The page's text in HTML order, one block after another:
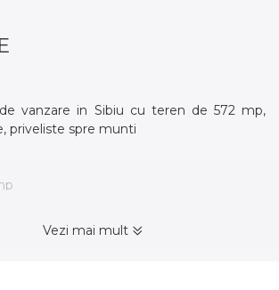
de vanzare in Sibiu cu teren de 572 mp,
priveliste spre munti
Vezi mai mult